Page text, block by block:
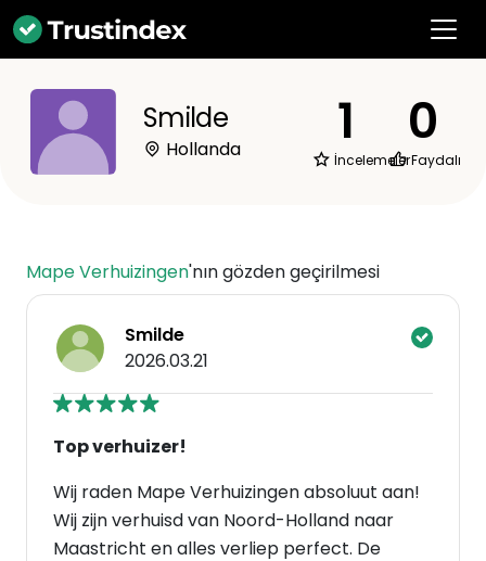
Smilde
Hollanda 1
İncelemeler
0
Faydalı
Mape Verhuizingen'nın gözden geçirilmesi
Smilde
2026.03.21
Top verhuizer!
Wij raden Mape Verhuizingen absoluut aan!
Wij zijn verhuisd van Noord-Holland naar
Maastricht en alles verliep perfect. De